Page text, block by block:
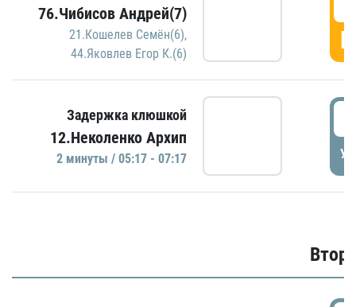
76.Чибисов Андрей(7)
21.Кошелев Семён(6),
44.Яковлев Егор К.(6)
Задержка клюшкой
12.Неколенко Архип
2 минуты / 05:17 - 07:17